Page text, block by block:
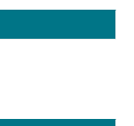
Instagram